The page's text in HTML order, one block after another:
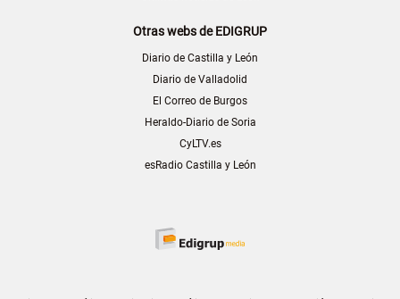
Otras webs de EDIGRUP
Diario de Castilla y León
Diario de Valladolid
El Correo de Burgos
Heraldo-Diario de Soria
CyLTV.es
esRadio Castilla y León